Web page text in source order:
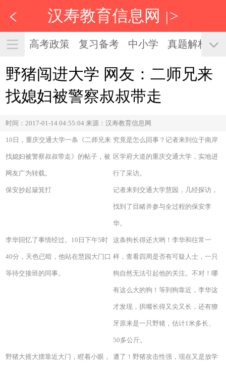
汉寿教育信息网 |>
高考政策 复习备考 中小学 真题解析
野猪闯进大学 网友：二师兄来
找媳妇被警察叔叔带走
时间：2017-01-14 04:55:04 来源：汉寿教育信息网
10日，重庆交通大学一条《二师兄来
找媳妇被警察叔叔带走》的帖子，被
网友广为转载。
究竟是怎么回事？记者来到位于南岸
区学府大道的重庆交通大学，实地进
行了采访。
保安抄起簸箕打 记者来到交通大学慧园，几经探访，
找到了目睹并参与全过程的保安李
华。
李华回忆了事情经过。10日下午5时
40分，天色已暗，他站在慧园大门口
等待交接班的同事。
这条狗长得还大哟！李华和往常一
样，查看四周是否有可疑人士，一只
狗自然无法引起他的关注。不对！哪
有这么大的狗！等到狗靠近，李华这
才发现，拱嘴长得又尖又长，还有獠
牙原来是一只野猪，估计1米多长、
50多公斤。
野猪大摇大摆靠近大门，瞪着小眼， 遭了！野猪攻击性强，现在又是放学